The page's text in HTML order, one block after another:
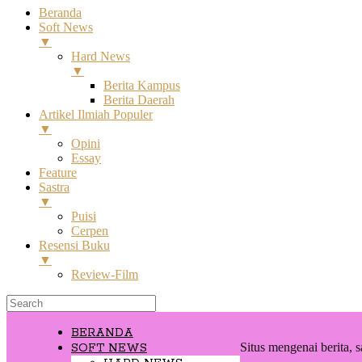
Beranda
Soft News
▼
Hard News
▼
Berita Kampus
Berita Daerah
Artikel Ilmiah Populer
▼
Opini
Essay
Feature
Sastra
▼
Puisi
Cerpen
Resensi Buku
▼
Review-Film
BERANDA
SOFT NEWS
Situs mengenai berita,